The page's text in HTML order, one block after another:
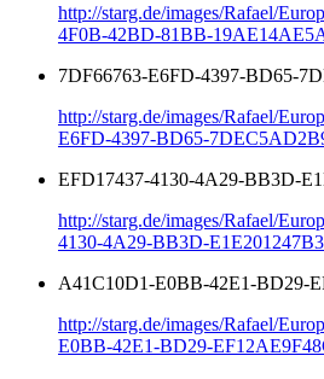
http://starg.de/images/Rafael/
4F0B-42BD-81BB-
7DF66763-E6FD-4397-BD65-
http://starg.de/images/Rafael/
E6FD-4397-BD65-
EFD17437-4130-4A29-BB3D-
http://starg.de/images/Rafael/
4130-4A29-BB3D-
A41C10D1-E0BB-42E1-BD29-
http://starg.de/images/Rafael/
E0BB-42E1-BD29-